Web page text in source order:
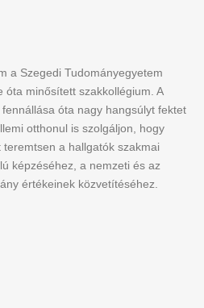
a Szegedi Tudományegyetem
óta minősített szakkollégium. A
óta nagy hangsúlyt fektet
otthonul is szolgáljon, hogy
a hallgatók szakmai
képzéséhez, a nemzeti és az
értékeinek közvetítéséhez.